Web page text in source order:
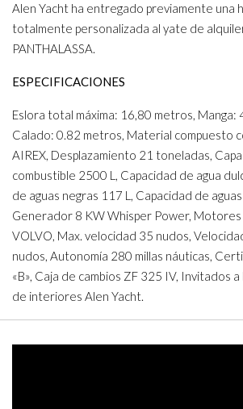
Alen Yacht ha entregado previamente una
totalmente personalizada al yate de
PANTHALASSA.
ESPECIFICACIONES
Eslora total máxima: 16,80 metros, Manga:
Calado: 0.82 metros, Material compuesto
AIREX, Desplazamiento 21 toneladas,
combustible 2500 L, Capacidad de agua
de aguas negras 117 L, Capacidad de
Generador 8 KW Whisper Power, Motores
VOLVO, Max. velocidad 35 nudos,
nudos, Autonomía 280 millas náuticas,
«B», Caja de cambios ZF 325 IV, Invitados
de interiores Alen Yacht.